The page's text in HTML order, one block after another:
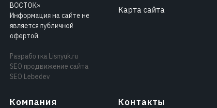
ВОСТОК»
Информация на сайте не
является публичной
офертой.
Разработка Lisnyuk.ru
SEO продвижение сайта
SEO Lebedev
Карта сайта
Компания
Контакты